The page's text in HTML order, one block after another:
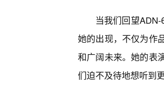
当我们回望
她的出现，不仅为作
和广阔未来。她的表
们迫不及待地想听到更